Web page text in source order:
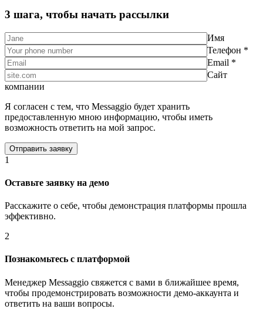
3 шага, чтобы начать рассылки
Имя
Телефон *
Email *
Сайт
компании
Я согласен с тем, что Messaggio будет хранить
предоставленную мною информацию, чтобы иметь
возможность ответить на мой запрос.
1
Оставьте заявку на демо
Расскажите о себе, чтобы демонстрация платформы прошла
эффективно.
2
Познакомьтесь с платформой
Менеджер Messaggio свяжется с вами в ближайшее время,
чтобы продемонстрировать возможности демо-аккаунта и
ответить на ваши вопросы.